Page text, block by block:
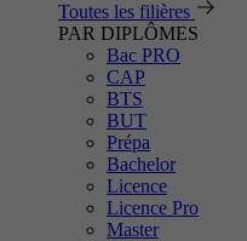
Toutes les filières
PAR DIPLÔMES
Bac PRO
CAP
BTS
BUT
Prépa
Bachelor
Licence
Licence Pro
Master